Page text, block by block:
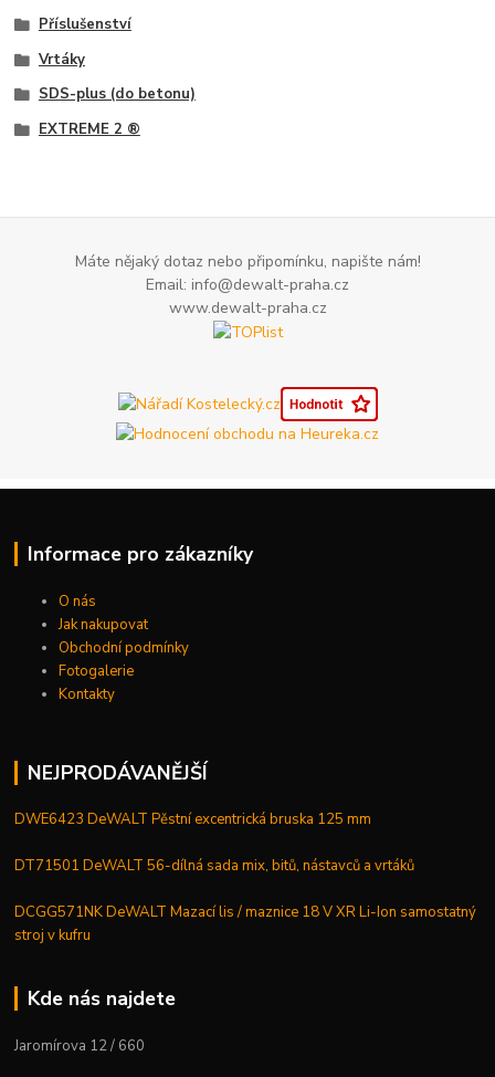
Příslušenství
Vrtáky
SDS-plus (do betonu)
EXTREME 2 ®
Máte nějaký dotaz nebo připomínku, napište nám!
Email: info@dewalt-praha.cz
www.dewalt-praha.cz
Informace pro zákazníky
O nás
Jak nakupovat
Obchodní podmínky
Fotogalerie
Kontakty
NEJPRODÁVANĚJŠÍ
DWE6423 DeWALT Pěstní excentrická bruska 125 mm
DT71501 DeWALT 56-dílná sada mix, bitů, nástavců a vrtáků
DCGG571NK DeWALT Mazací lis / maznice 18 V XR Li-Ion samostatný
stroj v kufru
Kde nás najdete
Jaromírova 12 / 660